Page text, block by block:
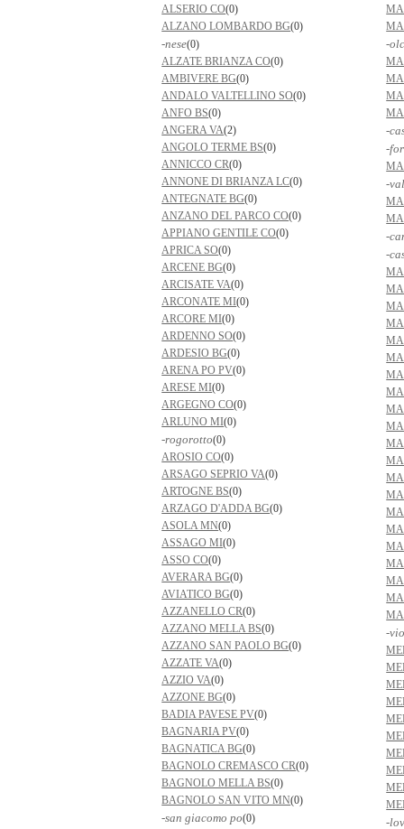
ALSERIO CO(0)
ALZANO LOMBARDO BG(0)
-nese(0)
ALZATE BRIANZA CO(0)
AMBIVERE BG(0)
ANDALO VALTELLINO SO(0)
ANFO BS(0)
ANGERA VA(2)
ANGOLO TERME BS(0)
ANNICCO CR(0)
ANNONE DI BRIANZA LC(0)
ANTEGNATE BG(0)
ANZANO DEL PARCO CO(0)
APPIANO GENTILE CO(0)
APRICA SO(0)
ARCENE BG(0)
ARCISATE VA(0)
ARCONATE MI(0)
ARCORE MI(0)
ARDENNO SO(0)
ARDESIO BG(0)
ARENA PO PV(0)
ARESE MI(0)
ARGEGNO CO(0)
ARLUNO MI(0)
-rogorotto(0)
AROSIO CO(0)
ARSAGO SEPRIO VA(0)
ARTOGNE BS(0)
ARZAGO D'ADDA BG(0)
ASOLA MN(0)
ASSAGO MI(0)
ASSO CO(0)
AVERARA BG(0)
AVIATICO BG(0)
AZZANELLO CR(0)
AZZANO MELLA BS(0)
AZZANO SAN PAOLO BG(0)
AZZATE VA(0)
AZZIO VA(0)
AZZONE BG(0)
BADIA PAVESE PV(0)
BAGNARIA PV(0)
BAGNATICA BG(0)
BAGNOLO CREMASCO CR(0)
BAGNOLO MELLA BS(0)
BAGNOLO SAN VITO MN(0)
-san giacomo po(0)
-
-
-
-
-
-
-
-